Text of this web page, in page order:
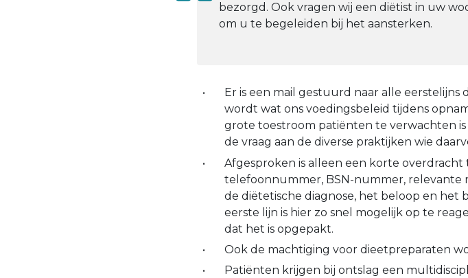
bezorgd. Ook vragen wij een diëtist in uw
om u te begeleiden bij het aansterken.
Er is een mail gestuurd naar alle
wordt wat ons voedingsbeleid tijdens
grote toestroom patiënten te verwachten
de vraag aan de diverse praktijken wie
Afgesproken is alleen een korte
telefoonnummer, BSN-nummer,
de diëtetische diagnose, het beloop en het
eerste lijn is hier zo snel mogelijk op te
dat het is opgepakt.
Ook de machtiging voor dieetpreparaten
Patiënten krijgen bij ontslag een